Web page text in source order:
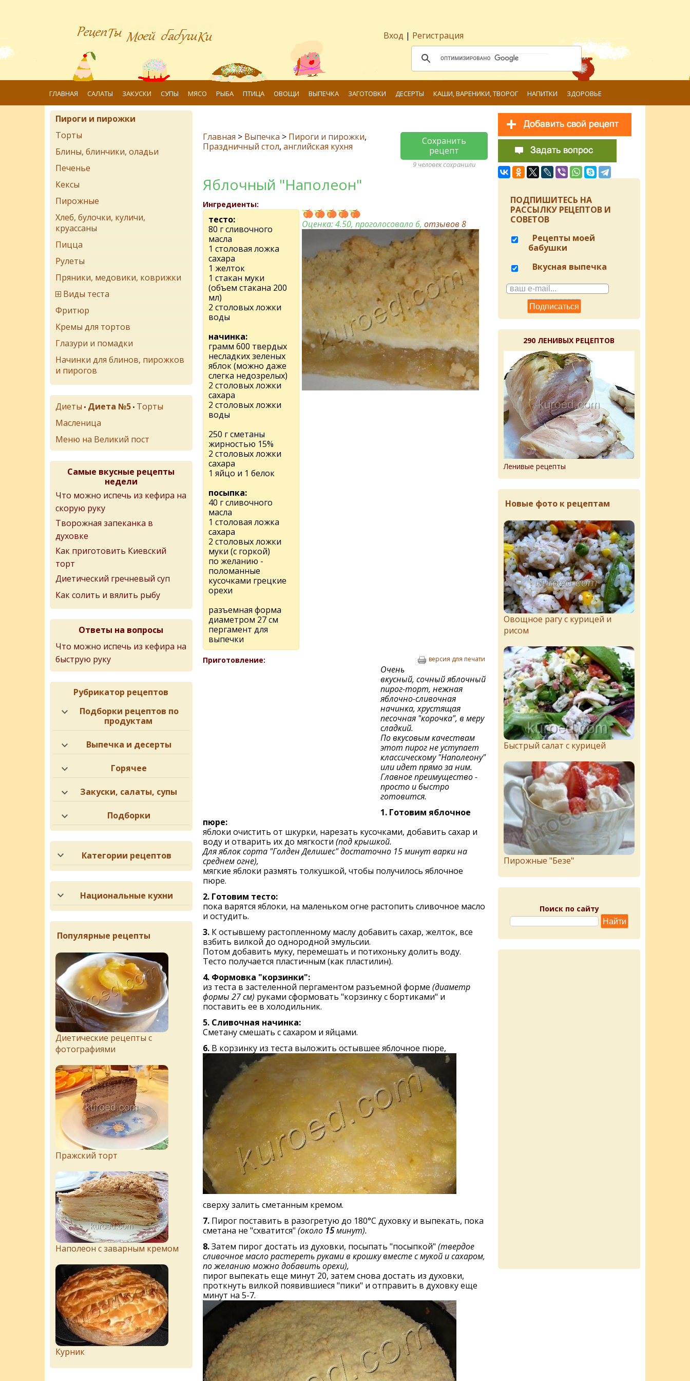
Вход | Регистрация
ГЛАВНАЯ САЛАТЫ ЗАКУСКИ СУПЫ МЯСО РЫБА ПТИЦА ОВОЩИ ВЫПЕЧКА ЗАГОТОВКИ ДЕСЕРТЫ КАШИ, ВАРЕНИКИ, ТВОРОГ НАПИТКИ ЗДОРОВЬЕ
Главная > Выпечка > Пироги и пирожки,
Праздничный стол, английская кухня
Сохранить
рецепт
9 человек сохранили
Яблочный "Наполеон"
Ингредиенты:
тесто:
80 г сливочного
масла
1 столовая ложка
сахара
1 желток
1 стакан муки
(объем стакана 200
мл)
2 столовых ложки
воды
начинка:
грамм 600 твердых
несладких зеленых
яблок (можно даже
слегка недозрелых)
2 столовых ложки
сахара
2 столовых ложки
воды
250 г сметаны
жирностью 15%
2 столовых ложки
сахара
1 яйцо и 1 белок
посыпка:
40 г сливочного
масла
1 столовая ложка
сахара
2 столовых ложки
муки (с горкой)
по желанию -
поломанные
кусочками грецкие
орехи
разъемная форма
диаметром 27 см
пергамент для
выпечки
Оценка:4.50, проголосовало 6,отзывов8
Приготовление: версия для печати
Очень
вкусный, сочный яблочный
пирог-торт, нежная
яблочно-сливочная
начинка, хрустящая
песочная "корочка", в меру
сладкий.
По вкусовым качествам
этот пирог не уступает
классическому "Наполеону"
или идет прямо за ним.
Главное преимущество -
просто и быстро
готовится.
1. Готовим яблочное
пюре:
яблоки очистить от шкурки, нарезать кусочками, добавить сахар и
воду и отварить их до мягкости (под крышкой.
Для яблок сорта "Голден Делишес" достаточно 15 минут варки на
среднем огне),
мягкие яблоки размять толкушкой, чтобы получилось яблочное
пюре.
2. Готовим тесто:
пока варятся яблоки, на маленьком огне растопить сливочное масло
и остудить.
3.К остывшему растопленному маслу добавить сахар, желток, все
взбить вилкой до однородной эмульсии.
Потом добавить муку, перемешать и потихоньку долить воду.
Тесто получается пластичным (как пластилин).
4. Формовка "корзинки":
из теста в застеленной пергаментом разъемной форме (диаметр
формы 27 см) руками сформовать "корзинку с бортиками" и
поставить ее в холодильник.
5. Сливочная начинка:
Сметану смешать с сахаром и яйцами.
6. В корзинку из теста выложить остывшее яблочное пюре,
сверху залить сметанным кремом.
7. Пирог поставить в разогретую до 180°С духовку и выпекать, пока
сметана не "схватится" (около 15минут).
8.Затем пирог достать из духовки, посыпать "посыпкой" (твердое
сливочное масло растереть руками в крошку вместе с мукой и сахаром,
по желанию можно добавить орехи),
пирог выпекать еще минут 20, затем снова достать из духовки,
проткнуть вилкой появившиеся "пики" и отправить в духовку еще
минут на 5-7.
Пироги и пирожки
Торты
Блины, блинчики, оладьи
Печенье
Кексы
Пирожные
Хлеб, булочки, куличи,
круассаны
Пицца
Рулеты
Пряники, медовики, коврижки
Виды теста
Фритюр
Кремы для тортов
Глазури и помадки
Начинки для блинов, пирожков
и пирогов
Диеты • Диета №5 • Торты
Масленица
Меню на Великий пост
Самые вкусные рецепты
недели
Что можно испечь из кефира на
скорую руку
Творожная запеканка в
духовке
Как приготовить Киевский
торт
Диетический гречневый суп
Как солить и вялить рыбу
Ответы на вопросы
Что можно испечь из кефира на
быструю руку
Рубрикатор рецептов
Подборки рецептов по
продуктам
Выпечка и десерты
Горячее
Закуски, салаты, супы
Подборки
Категории рецептов
Национальные кухни
Популярные рецепты
Диетические рецепты с
фотографиями
Пражский торт
Наполеон с заварным кремом
Курник
ПОДПИШИТЕСЬ НА
РАССЫЛКУ РЕЦЕПТОВ И
СОВЕТОВ
Рецепты моей
бабушки
Вкусная выпечка
290 ЛЕНИВЫХ РЕЦЕПТОВ
Ленивые рецепты
Новые фото к рецептам
Овощное рагу с курицей и
рисом
Быстрый салат с курицей
Пирожныe "Бeзe"
Поиск по сайту